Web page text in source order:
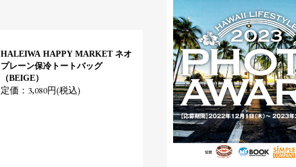
HALEIWA HAPPY MARKET ネオ
プレーン保冷トートバッグ
（BEIGE）
定価：3,080円(税込)